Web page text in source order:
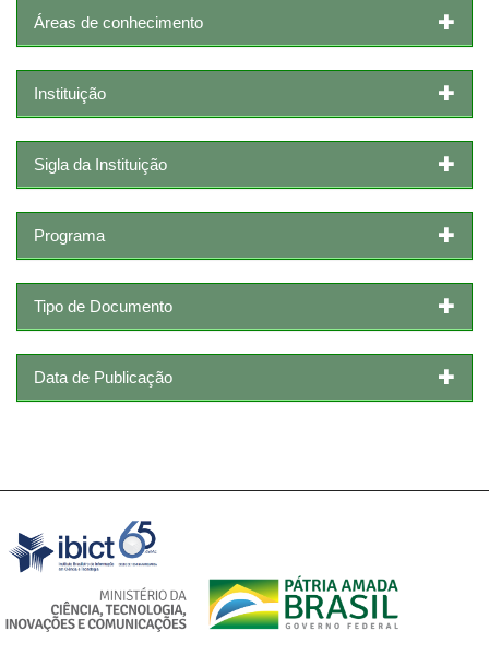
Áreas de conhecimento
Instituição
Sigla da Instituição
Programa
Tipo de Documento
Data de Publicação